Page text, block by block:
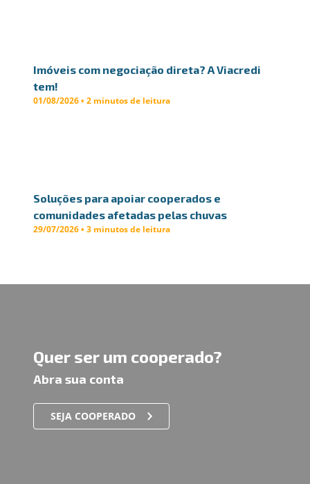
Imóveis com negociação direta? A Viacredi
tem!
01/08/2026 • 2 minutos de leitura
Soluções para apoiar cooperados e
comunidades afetadas pelas chuvas
29/07/2026 • 3 minutos de leitura
Quer ser um cooperado?
Abra sua conta
SEJA COOPERADO